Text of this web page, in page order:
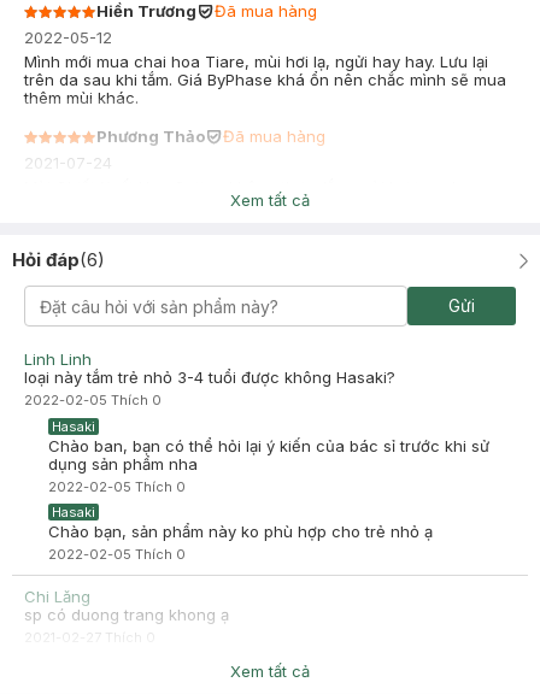
Hiền Trương
Đã mua hàng
2022-05-12
Mình mới mua chai hoa Tiare, mùi hơi lạ, ngửi hay hay. Lưu lại
trên da sau khi tắm. Giá ByPhase khá ổn nên chắc mình sẽ mua
thêm mùi khác.
Phương Thảo
Đã mua hàng
2021-07-24
nhàng. Tắm xong mịn da, không khô da nhưng cũng không có
Xem tất cả
Hỏi đáp(6)
Gửi
Linh Linh
loại này tắm trẻ nhỏ 3-4 tuổi được không Hasaki?
2022-02-05 Thích 0
Hasaki
Chào ban, bạn có thể hỏi lại ý kiến của bác sỉ trước khi sử
dụng sản phẩm nha
2022-02-05 Thích 0
Hasaki
Chào bạn, sản phẩm này ko phù hợp cho trẻ nhỏ ạ
2022-02-05 Thích 0
Chi Lăng
sp có duong trang khong ạ
2021-02-27 Thích
Chào bạn ,sản phẩm có hỗ trợ bạn nha
Xem tất cả